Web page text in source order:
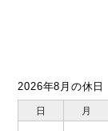
2026年8月の休日
日 月